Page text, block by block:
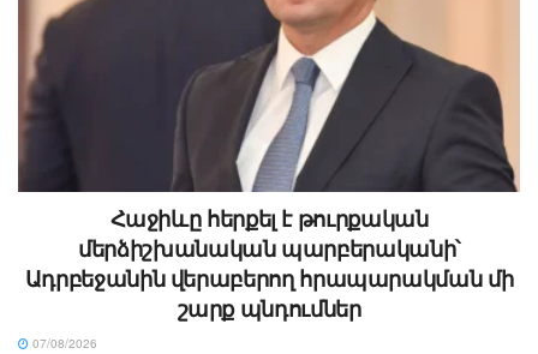
Հաջիևը հերքել է թուրքական
մերձիշխանական պարբերականի՝
Ադրբեջանին վերաբերող հրապարակման մի
շարք պնդումներ
07/08/2026